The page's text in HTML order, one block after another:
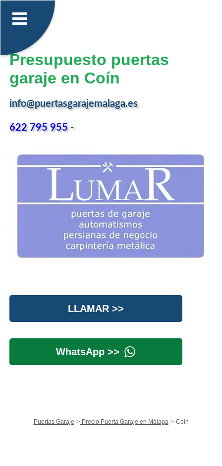
Presupuesto puertas
garaje en Coín
info@puertasgarajemalaga.es
622 795 955-
LLAMAR >>
WhatsApp >>
Puertas Garaje Precio Puerta Garaje en Málaga Coín